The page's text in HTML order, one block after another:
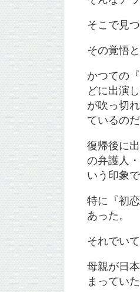
そこで見
その覚悟
かつての
どに出演
が吹っ切
ているのだ
復帰後に
の弁護人
いう印象
特に『初
あった。
それでい
母親が日
まってい